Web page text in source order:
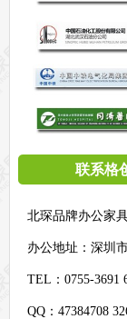
联系格
北琛品牌办公家
办公地址： 深圳
TEL：0755-3691
QQ：47384708